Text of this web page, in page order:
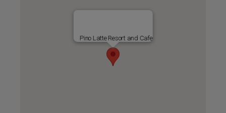
Pino Latte Resort and Cafe